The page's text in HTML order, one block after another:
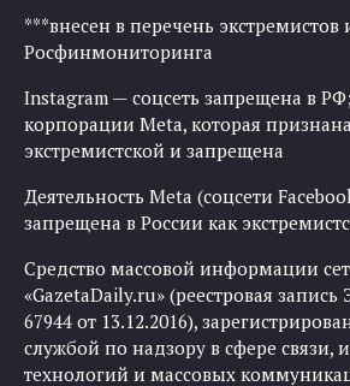
***внесен в перечень экстремистов
Росфинмониторинга
Instagram — соцсеть запрещена в
корпорации Meta, которая
экстремистской и запрещена
Деятельность Meta (соцсети
запрещена в России как
Средство массовой информации
«GazetaDaily.ru» (реестровая
67944 от 13.12.2016),
службой по надзору в сфере
технологий и массовых